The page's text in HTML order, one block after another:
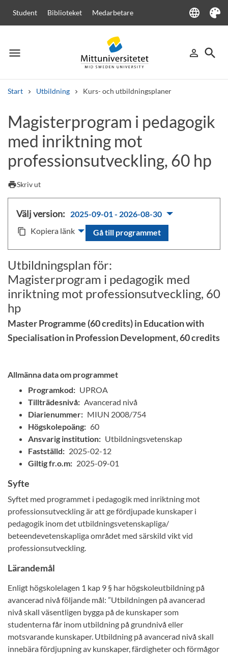
Student Biblioteket Medarbetare language
Language
Tema
menu
Meny person_outline
Logga in
search
Sök
Start Utbildning Kurs- och utbildningsplaner
Andra söktjänster
Kurser och programKursplaner Välkomstbrev
Lediga jobb
Magisterprogram i pedagogik
med inriktning mot
professionsutveckling, 60 hp
printSkriv ut
Välj version: 2025-09-01 - 2026-08-30
content_copy Kopiera länk Gå till programmet
Utbildningsplan för:
Magisterprogram i pedagogik med
inriktning mot professionsutveckling, 60
hp
Master Programme (60 credits) in Education with
Specialisation in Profession Development, 60 credits
Allmänna data om programmet
Programkod: UPROA
Tillträdesnivå: Avancerad nivå
Diarienummer: MIUN 2008/754
Högskolepoäng: 60
Ansvarig institution: Utbildningsvetenskap
Fastställd: 2025-02-12
Giltig fr.o.m: 2025-09-01
Syfte
Syftet med programmet i pedagogik med inriktning mot
professionsutveckling är att ge fördjupade kunskaper i
pedagogik inom det utbildningsvetenskapliga/
beteendevetenskapliga området med särskild vikt vid
professionsutveckling.
Lärandemål
Enligt högskolelagen 1 kap 9 § har högskoleutbildning på
avancerad nivå följande mål: ”Utbildningen på avancerad
nivå skall väsentligen bygga på de kunskaper som
studenterna får inom utbildning på grundnivå eller
motsvarande kunskaper. Utbildning på avancerad nivå skall
innebära fördjupning av kunskaper, färdigheter och förmågor